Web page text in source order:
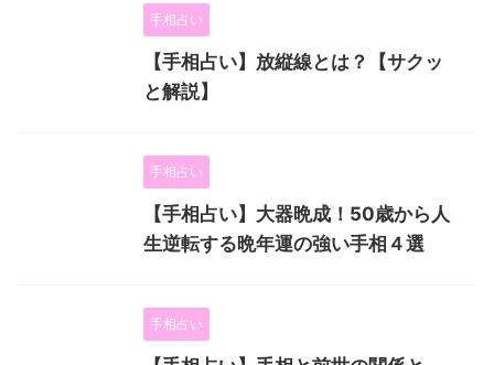
手相占い
【手相占い】放縦線とは？【サクッ
と解説】
手相占い
【手相占い】大器晩成！50歳から人
生逆転する晩年運の強い手相４選
手相占い